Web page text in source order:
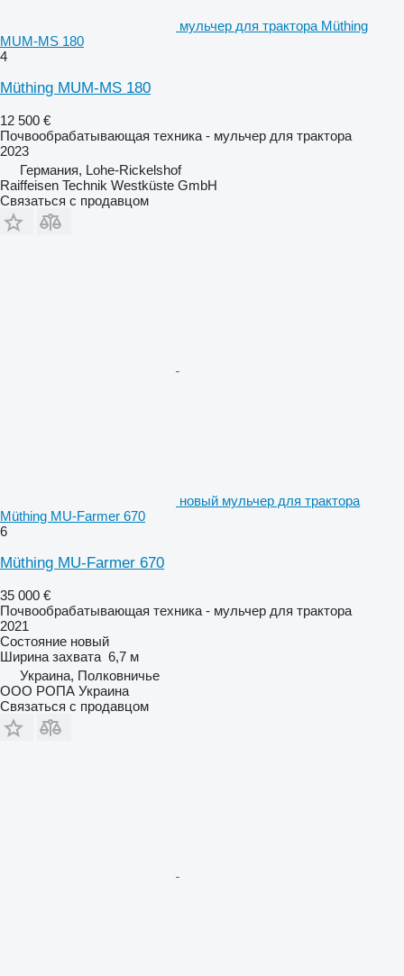
мульчер для трактора Müthing
MUM-MS 180
4
Müthing MUM-MS 180
12 500 €
Почвообрабатывающая техника - мульчер для трактора
2023
Германия, Lohe-Rickelshof
Raiffeisen Technik Westküste GmbH
Связаться с продавцом
новый мульчер для трактора
Müthing MU-Farmer 670
6
Müthing MU-Farmer 670
35 000 €
Почвообрабатывающая техника - мульчер для трактора
2021
Состояние новый
Ширина захвата 6,7 м
Украина, Полковничье
ООО РОПА Украина
Связаться с продавцом